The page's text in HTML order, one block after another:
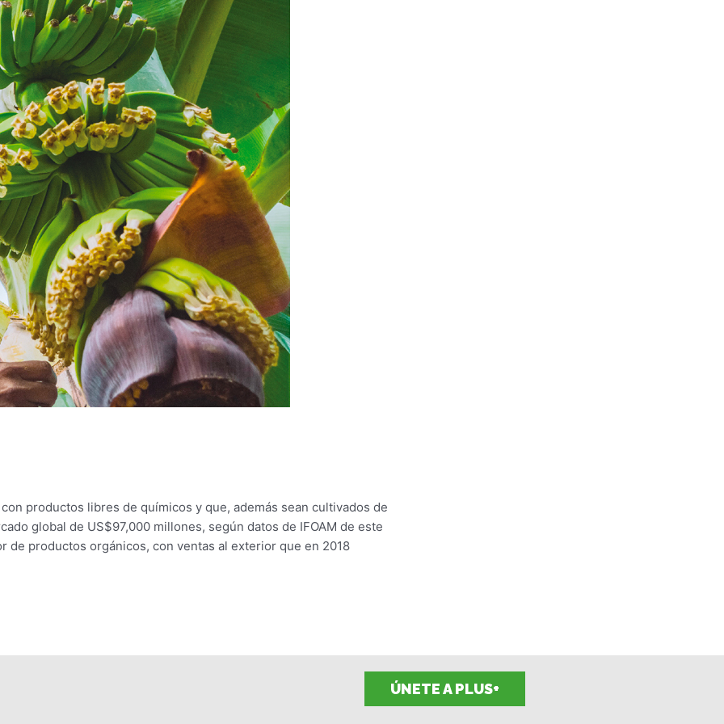
productos libres de químicos y que, además sean cultivados de
global de US$97,000 millones, según datos de IFOAM de este
productos orgánicos, con ventas al exterior que en 2018
ÚNETE A PLUS+